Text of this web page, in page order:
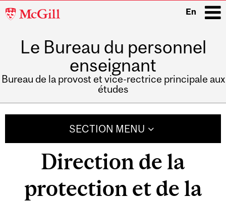
McGill
En
Le Bureau du personnel
enseignant
Bureau de la provost et vice-rectrice principale aux
études
SECTION MENU
Direction de la
protection et de la